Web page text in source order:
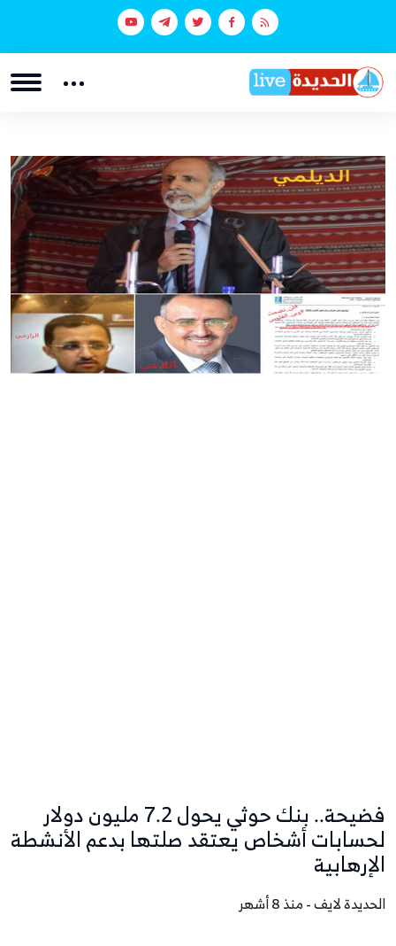
فضيحة.. بنك حوثي يحول 7.2 مليون دولار
لحسابات أشخاص يعتقد صلتها بدعم الأنشطة
الإرهابية
الحديدة لايف - منذ 8 أشهر